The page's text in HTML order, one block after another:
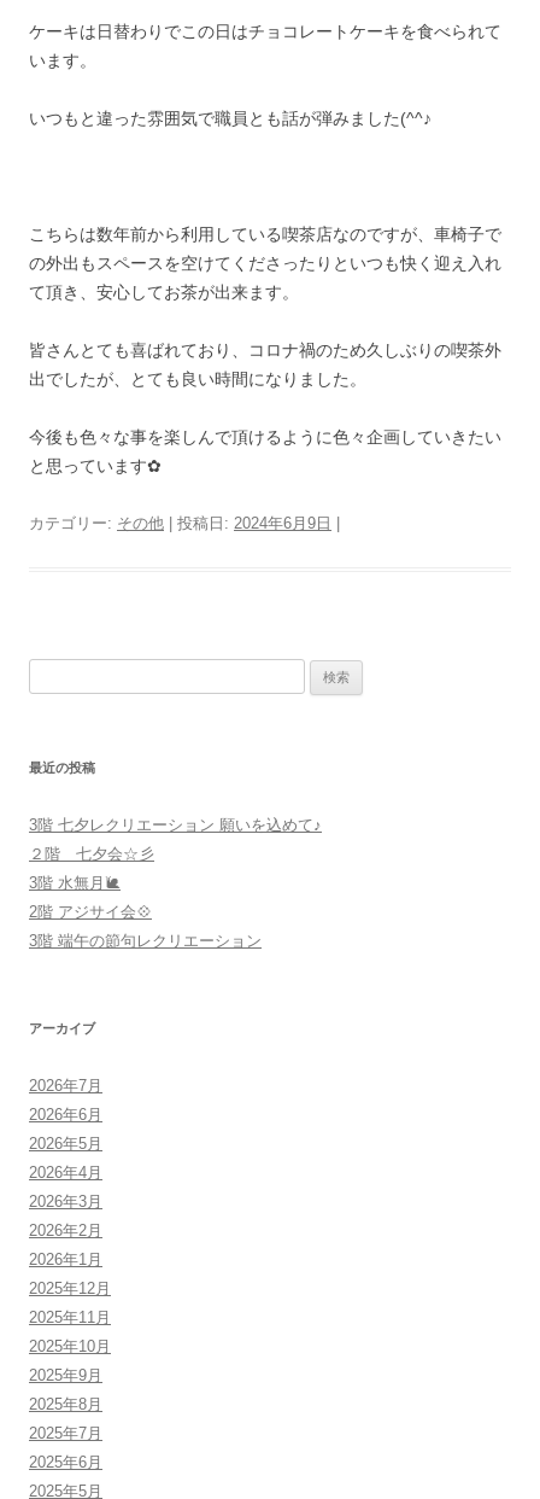
ケーキは日替わりでこの日はチョコレートケーキを食べられて
います。
いつもと違った雰囲気で職員とも話が弾みました(^^♪
こちらは数年前から利用している喫茶店なのですが、車椅子で
の外出もスペースを空けてくださったりといつも快く迎え入れ
て頂き、安心してお茶が出来ます。
皆さんとても喜ばれており、コロナ禍のため久しぶりの喫茶外
出でしたが、とても良い時間になりました。
今後も色々な事を楽しんで頂けるように色々企画していきたい
と思っています✿
カテゴリー: その他 | 投稿日: 2024年6月9日
最近の投稿
3階 七夕レクリエーション 願いを込めて♪
２階 七夕会☆彡
3階 水無月🐌
2階 アジサイ会💠
3階 端午の節句レクリエーション
アーカイブ
2026年7月
2026年6月
2026年5月
2026年4月
2026年3月
2026年2月
2026年1月
2025年12月
2025年11月
2025年10月
2025年9月
2025年8月
2025年7月
2025年6月
2025年5月